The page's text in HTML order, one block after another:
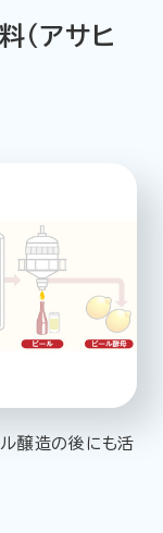
（アサヒ
ル醸造の後にも活